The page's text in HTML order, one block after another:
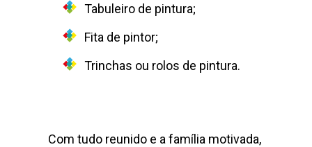
Tabuleiro de pintura;
Fita de pintor;
Trinchas ou rolos de pintura.
Com tudo reunido e a família motivada,